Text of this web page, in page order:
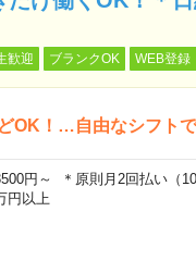
歓迎 ブランクOK WEB登録
OK！…自由なシフトで
円～ ＊原則月2回払い（
円以上